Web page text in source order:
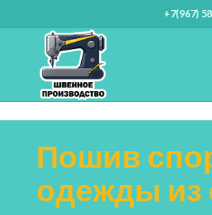
+7(967)
Пошив
одежды из